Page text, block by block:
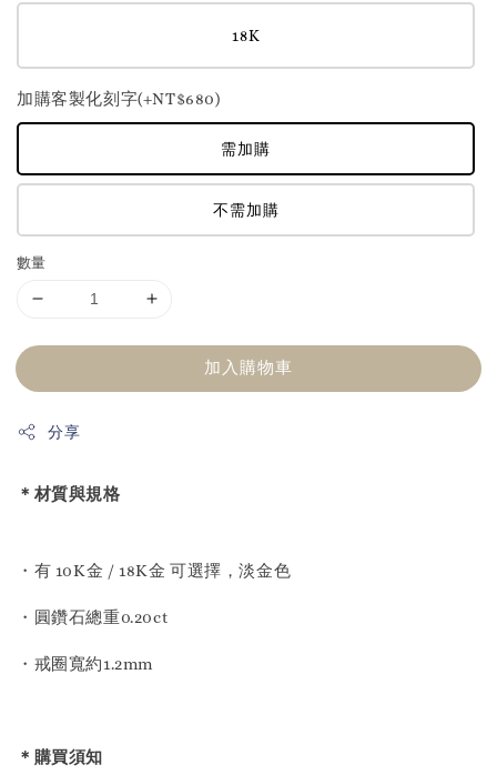
18K
加購客製化刻字(+NT$680)
需加購
不需加購
數量
加入購物車
分享
＊材質與規格
・有 10K金 / 18K金 可選擇，淡金色
・圓鑽石總重0.20ct
・戒圈寬約1.2mm
＊購買須知